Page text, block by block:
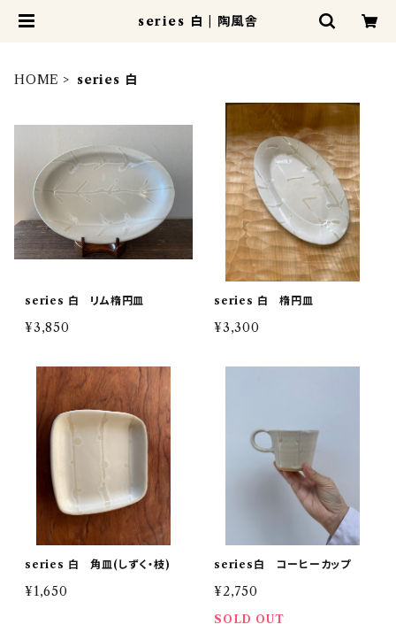
series 白 | 陶風舎
HOME series 白
series 白 リム楕円皿
¥3,850
series 白 楕円皿
¥3,300
series 白 角皿(しずく・枝)
¥1,650
series白 コーヒーカップ
¥2,750
SOLD OUT